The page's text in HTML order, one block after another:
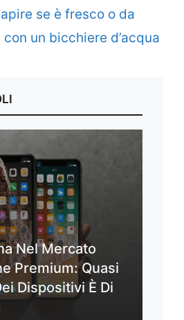
se è fresco o da
un bicchiere d’acqua
Nel Mercato
Premium: Quasi
Dispositivi È Di